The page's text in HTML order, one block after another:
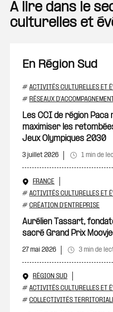
A lire dans le
culturelles et
En Région Sud
# ACTIVITÉS CULTURELLES ET
# RÉSEAUX D'ACCOMPAGNEMENT
Les CCI de région
maximiser les
Jeux Olympiques 2030
3 juillet 2026 1 min de
FRANCE
# ACTIVITÉS CULTURELLES ET
# CRÉATION D'ENTREPRISE
Aurélien Tassart,
sacré Grand Prix
27 mai 2026 3 min de
RÉGION SUD
# ACTIVITÉS CULTURELLES ET
# COLLECTIVITÉS